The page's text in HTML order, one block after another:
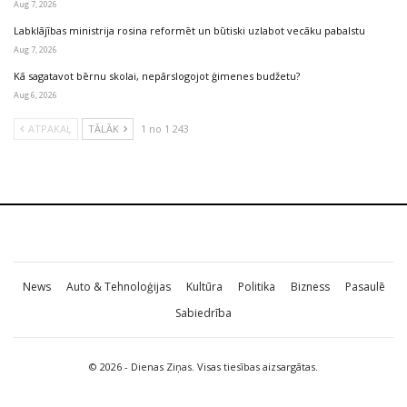
Aug 7, 2026
Labklājības ministrija rosina reformēt un būtiski uzlabot vecāku pabalstu
Aug 7, 2026
Kā sagatavot bērnu skolai, nepārslogojot ģimenes budžetu?
Aug 6, 2026
ATPAKAĻ TĀLĀK 1 no 1 243
News Auto & Tehnoloģijas Kultūra Politika Bizness
Pasaulē
Sabiedrība
© 2026 - Dienas Ziņas. Visas tiesības aizsargātas.